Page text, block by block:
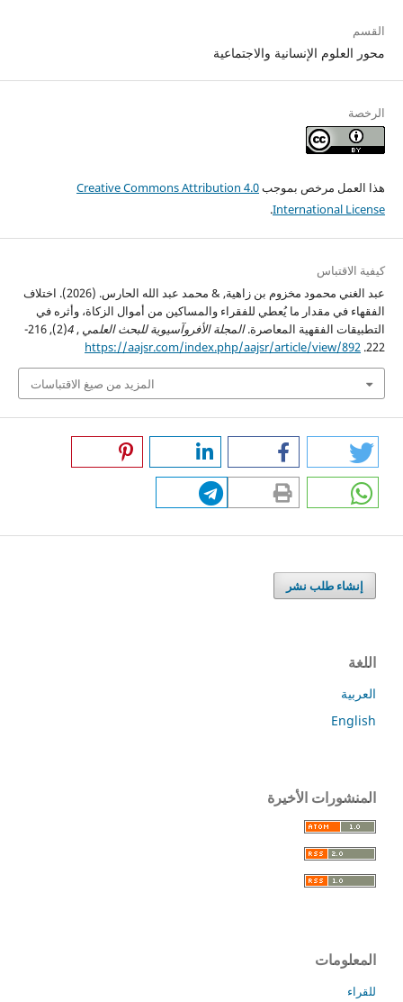
القسم
محور العلوم الإنسانية والاجتماعية
الرخصة
هذا العمل مرخص بموجبCreative Commons Attribution 4.0
International License
.
كيفية الاقتباس
عبد الغني محمود مخزوم بن زاهية, & محمد عبد الله الحارس. (2026). اختلاف
الفقهاء في مقدار ما يُعطي للفقراء والمساكين من أموال الزكاة، وأثره في
التطبيقات الفقهية المعاصرة.المجلة الأفروآسيوية للبحث العلمي ,
4
(2), 216-
222.
https://aajsr.com/index.php/aajsr/article/view/892
المزيد من صيغ الاقتباسات
إنشاء طلب نشر
اللغة
العربية
English
المنشورات الأخيرة
المعلومات
للقراء